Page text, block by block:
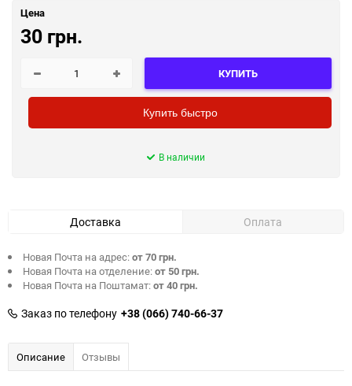
Цена
30 грн.
КУПИТЬ
Купить быстро
В наличии
Доставка Оплата
Новая Почта на адрес:от 70 грн.
Новая Почта на отделение:от 50 грн.
Новая Почта на Поштамат:от 40 грн.
Заказ по телефону +38 (066) 740-66-37
Описание Отзывы